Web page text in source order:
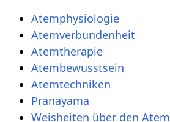
Atemphysiologie
Atemverbundenheit‎‎
Atemtherapie‎
Atembewusstsein‎
Atemtechniken‎‎
Pranayama
Weisheiten über den Atem